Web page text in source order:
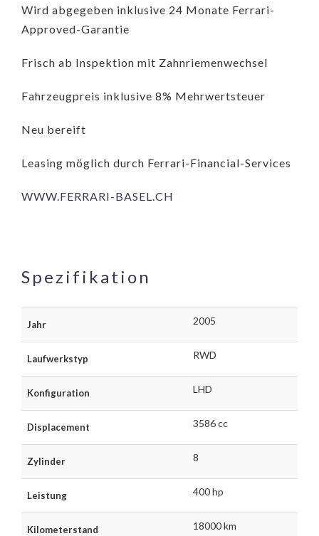
Wird abgegeben inklusive 24 Monate Ferrari-
Approved-Garantie
Frisch ab Inspektion mit Zahnriemenwechsel
Fahrzeugpreis inklusive 8% Mehrwertsteuer
Neu bereift
Leasing möglich durch Ferrari-Financial-Services
WWW.FERRARI-BASEL.CH
Spezifikation
Jahr 2005
Laufwerkstyp RWD
Konfiguration LHD
Displacement 3586 cc
Zylinder 8
Leistung 400 hp
Kilometerstand 18000 km